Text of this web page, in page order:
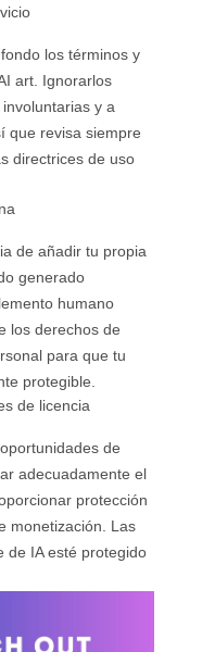
los términos y
art. Ignorarlos
y a
que revisa siempre
directrices de uso
de añadir tu propia
generado
humano
los derechos de
para que tu
protegible.
de licencia
de
adecuadamente el
protección
monetización. Las
de IA esté protegido